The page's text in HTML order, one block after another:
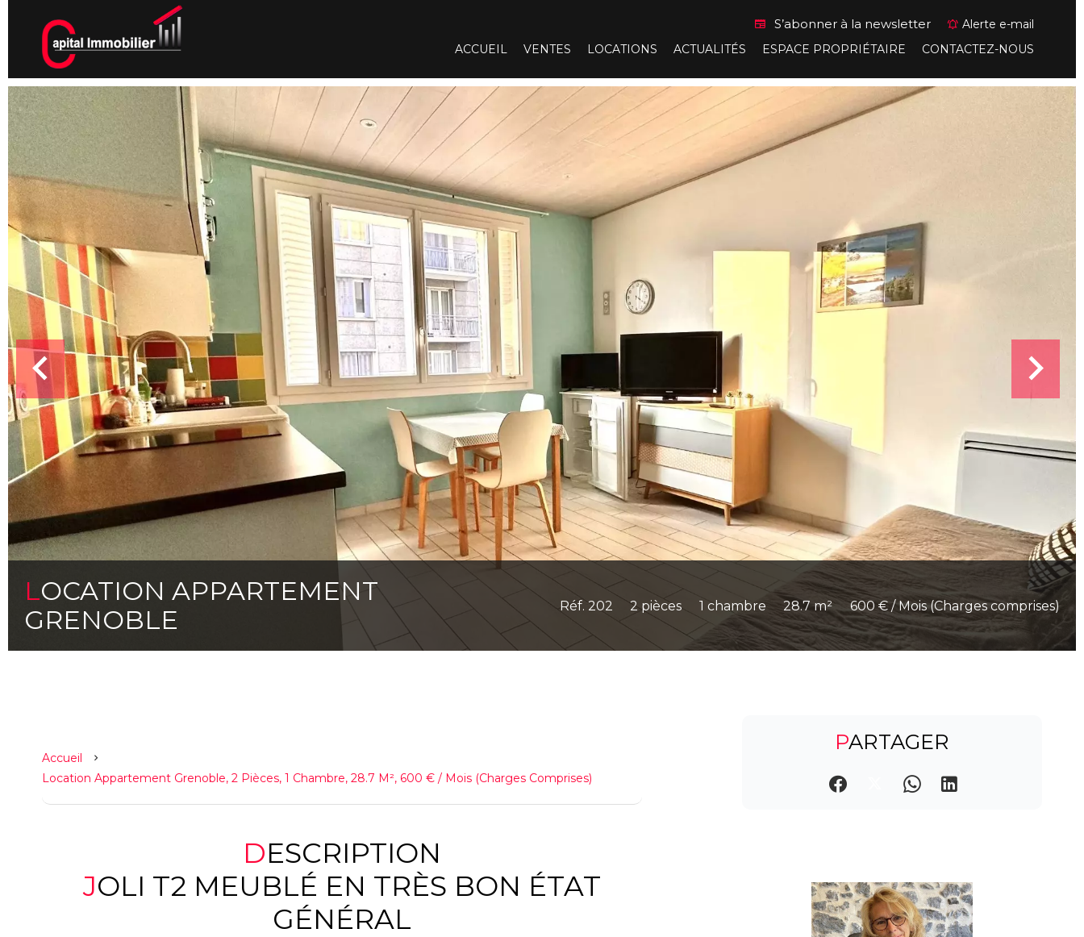
S’abonner à la newsletter
Alerte e-mail
ACCUEIL
VENTES LOCATIONS ACTUALITÉS ESPACE PROPRIÉTAIRE CONTACTEZ-NOUS
LOCATION APPARTEMENT
GRENOBLE
Réf. 202 2 pièces 1 chambre 28.7 m² 600 € / Mois (Charges comprises)
Accueil
Location Appartement Grenoble, 2 Pièces, 1 Chambre, 28.7 M², 600 € / Mois (Charges Comprises)
DESCRIPTION
JOLI T2 MEUBLÉ EN TRÈS BON ÉTAT
GÉNÉRAL
PARTAGER